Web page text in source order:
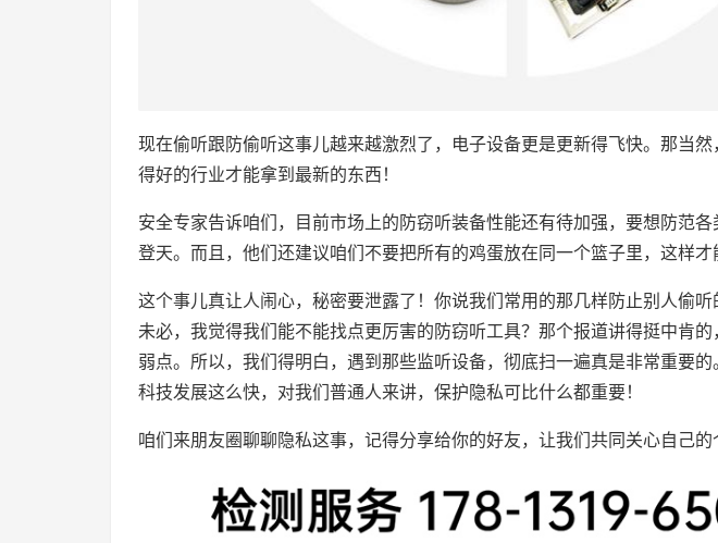
现在偷听跟防偷听这事儿越来越激烈了，电子设备更是更新得飞快。那当
得好的行业才能拿到最新的东西！
安全专家告诉咱们，目前市场上的防窃听装备性能还有待加强，要想防范
登天。而且，他们还建议咱们不要把所有的鸡蛋放在同一个篮子里，这样才
这个事儿真让人闹心，秘密要泄露了！你说我们常用的那几样防止别人偷
未必，我觉得我们能不能找点更厉害的防窃听工具？那个报道讲得挺中肯
弱点。所以，我们得明白，遇到那些监听设备，彻底扫一遍真是非常重要
科技发展这么快，对我们普通人来讲，保护隐私可比什么都重要！
咱们来朋友圈聊聊隐私这事，记得分享给你的好友，让我们共同关心自己的